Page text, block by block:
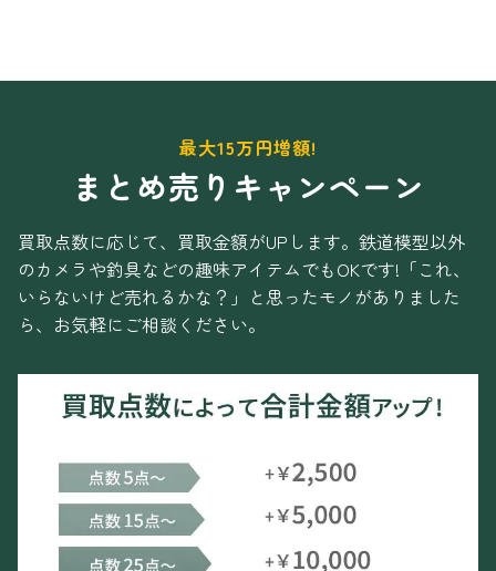
最大15万円増額!
まとめ売りキャンペーン
買取点数に応じて、買取金額がUPします。 鉄道模型以外
のカメラや釣具などの趣味アイテムでもOKです! 「これ、
いらないけど売れるかな？」と思ったモノがありました
ら、お気軽にご相談ください。